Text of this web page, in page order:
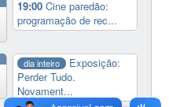
19:00Cine paredão:
programação de rec...
dia inteiro
Exposição:
Perder Tudo.
Novament...